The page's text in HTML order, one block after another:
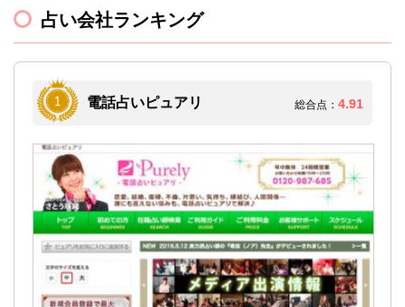
占い会社ランキング
電話占いピュアリ 総合点： 4.91